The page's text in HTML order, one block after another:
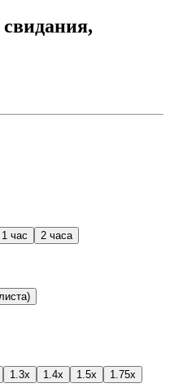
1 час
2 часа
1.3x 1.4x 1.5x
1.75x